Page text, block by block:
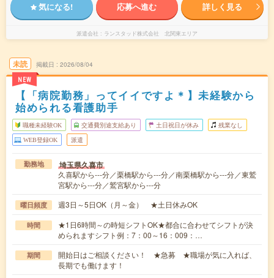
気になる! 応募へ進む 詳しく見る
派遣会社 ランスタッド株式会社 北関東エリア
未読
NEW
掲載日 2026/08/04
【「病院勤務」ってイイですよ＊】未経験から
始められる看護助手
職種未経験OK 交通費別途支給あり 土日祝日が休み 残業なし
WEB登録OK 派遣
勤務地 埼玉県久喜市
久喜駅から---分／栗橋駅から---分／南栗橋駅から---分／東鷲
宮駅から---分／鷲宮駅から---分
曜日頻度 週3日～5日OK（月～金） ★土日休みOK
時間
★1日6時間～の時短シフトOK★都合に合わせてシフトが決
められますシフト例：7：00～16：009：…
期間
開始日はご相談ください！ ★急募 ★職場が気に入れば、
長期でも働けます！